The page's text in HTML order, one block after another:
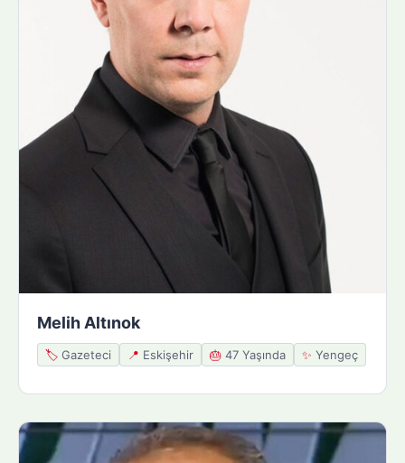
Melih Altınok
🏷️ Gazeteci 📍 Eskişehir 🎂 47 Yaşında ✨ Yengeç